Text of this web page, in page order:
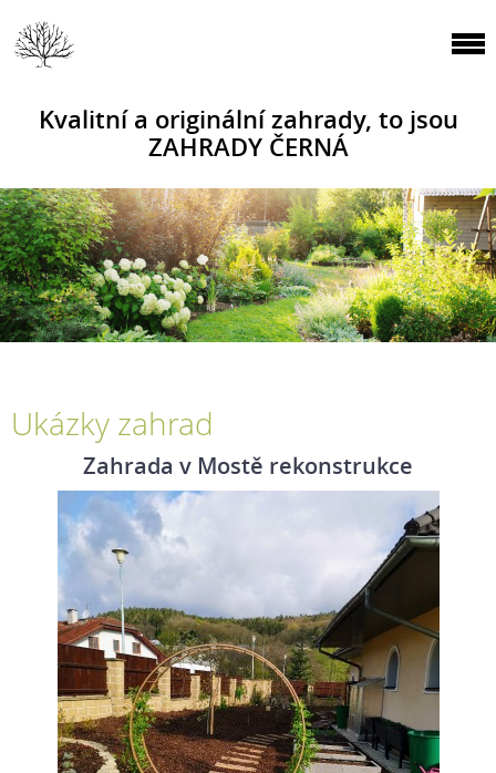
Kvalitní a originální zahrady, to jsou
ZAHRADY ČERNÁ
Ukázky zahrad
Zahrada v Mostě rekonstrukce